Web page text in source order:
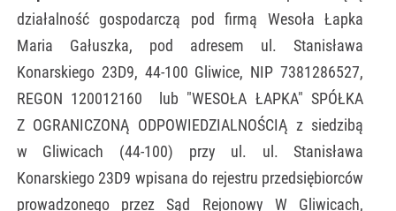
działalność gospodarczą pod firmą Wesoła Łapka
Maria Gałuszka, pod adresem ul. Stanisława
Konarskiego 23D9, 44-100 Gliwice, NIP 7381286527,
REGON 120012160 lub "WESOŁA ŁAPKA" SPÓŁKA
Z OGRANICZONĄ ODPOWIEDZIALNOŚCIĄ z siedzibą
w Gliwicach (44-100) przy ul. ul. Stanisława
Konarskiego 23D9 wpisana do rejestru przedsiębiorców
prowadzonego przez Sąd Rejonowy W Gliwicach,